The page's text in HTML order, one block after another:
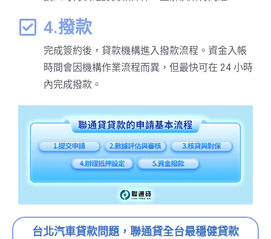
4.撥款
完成簽約後，貸款機構進入撥款流程。資金入帳
時間會因機構作業流程而異，但最快可在 24 小時
內完成撥款。
台北汽車貸款問題，聯通貸全台最穩健貸款